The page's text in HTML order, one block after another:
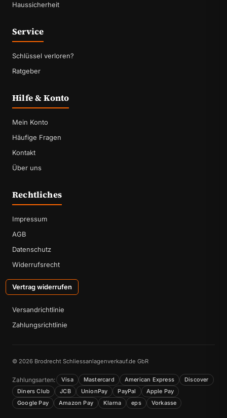
Haussicherheit
Service
Schlüssel verloren?
Ratgeber
Hilfe & Konto
Mein Konto
Häufige Fragen
Kontakt
Über uns
Rechtliches
Impressum
AGB
Datenschutz
Widerrufsrecht
Vertrag widerrufen
Versandrichtlinie
Zahlungsrichtlinie
© 2026 Brodrecht Schliessanlagenverkauf.de GbR
Zahlungsarten: Visa Mastercard American Express
Discover
Diners Club
JCB UnionPay PayPal
Apple Pay
Google Pay
Amazon Pay Klarna eps Vorkasse